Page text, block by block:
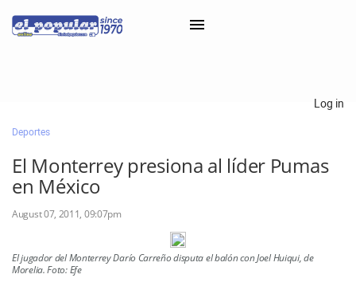
Classifieds
Categorías
Log in
Deportes
El Monterrey presiona al líder Pumas
en México
August 07, 2011, 09:07pm
El jugador del Monterrey Darío Carreño disputa el balón con Joel Huiqui, de
Morelia. Foto: Efe